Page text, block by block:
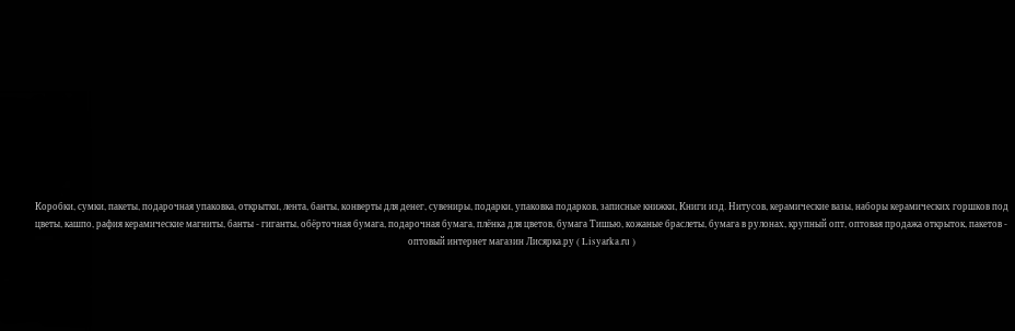
Коробки, сумки, пакеты, подарочная упаковка, открытки, лента, банты, конверты для денег, сувениры, подарки, упаковка подарков, записные книжки, Книги изд. Нитусов, керамические вазы, наборы керамических горшков под
цветы, кашпо, рафия керамические магниты, банты - гиганты, обёрточная бумага, подарочная бумага, плёнка для цветов, бумага Тишью, кожаные браслеты, бумага в рулонах, крупный опт, оптовая продажа открыток, пакетов -
оптовый интернет магазин Лисярка.ру ( Lisyarka.ru )